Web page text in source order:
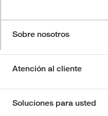
Sobre nosotros
Atención al cliente
Soluciones para usted